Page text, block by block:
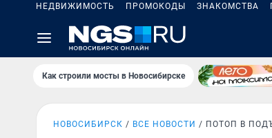
НЕДВИЖИМОСТЬ ПРОМОКОДЫ ЗНАКОМСТВА
Как строили мосты в Новосибирске
НОВОСИБИРСК ВСЕ НОВОСТИ ПОТОП В